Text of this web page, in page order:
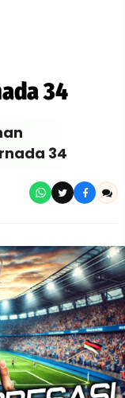
34
34